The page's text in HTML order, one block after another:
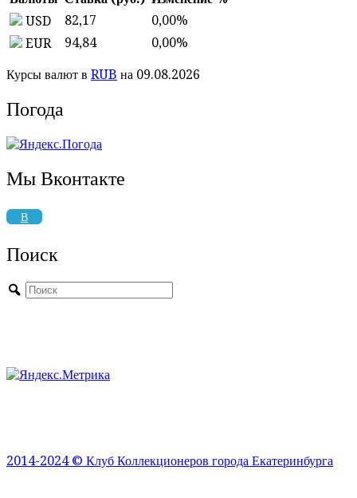
USD
82,17 0,00%
EUR
94,84 0,00%
Курсы валют в RUB на 09.08.2026
Погода
Мы Вконтакте
В
Поиск
2014-2024 © Клуб Коллекционеров города Екатеринбурга